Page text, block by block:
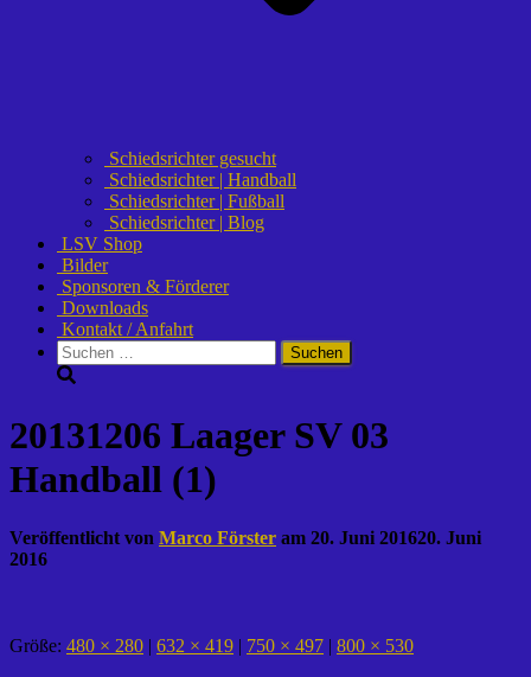
Schiedsrichter gesucht
Schiedsrichter | Handball
Schiedsrichter | Fußball
Schiedsrichter | Blog
LSV Shop
Bilder
Sponsoren & Förderer
Downloads
Kontakt / Anfahrt
Suchen
nach:
20131206 Laager SV 03
Handball (1)
Veröffentlicht von Marco Förster am 20. Juni 201620. Juni
2016
Größe: 480 × 280 | 632 × 419 | 750 × 497 | 800 × 530